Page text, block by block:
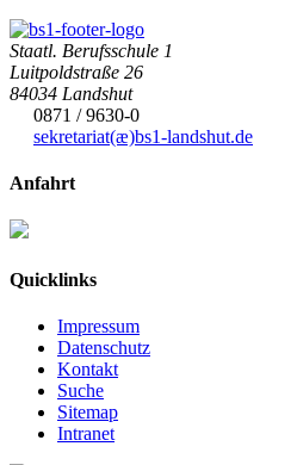
Staatl. Berufsschule 1
Luitpoldstraße 26
84034 Landshut
0871 / 9630-0
sekretariat(æ)bs1-landshut.de
Anfahrt
Quicklinks
Impressum
Datenschutz
Kontakt
Suche
Sitemap
Intranet